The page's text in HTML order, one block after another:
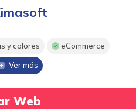
y colores eCommerce
Ver más
Web